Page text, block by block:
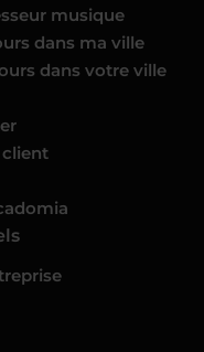
musique
dans ma ville
dans votre ville
client